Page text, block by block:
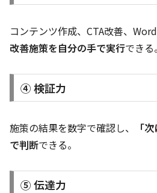
コンテンツ作成、CTA改善、
改善施策を自分の手で実行できる。
④ 検証力
施策の結果を数字で確認し、
「
で判断できる。
⑤ 伝達力